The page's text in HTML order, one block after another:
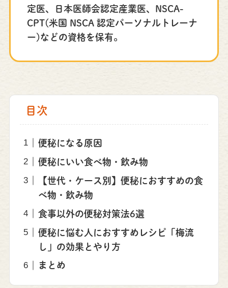
定医、日本医師会認定産業医、NSCA-
CPT(米国 NSCA 認定パーソナルトレーナ
ー)などの資格を保有。
目次
便秘になる原因
便秘にいい食べ物・飲み物
【世代・ケース別】便秘におすすめの食
べ物・飲み物
食事以外の便秘対策法6選
便秘に悩む人におすすめレシピ「梅流
し」の効果とやり方
まとめ